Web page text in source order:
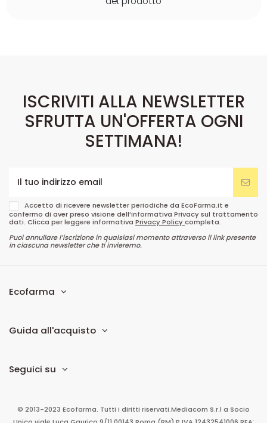
ISCRIVITI ALLA NEWSLETTER
SFRUTTA UN'OFFERTA OGNI
SETTIMANA!
Accetto di ricevere newsletter periodiche da EcoFarma.it e
confermo di aver preso visione dell’informativa Privacy sul trattamento
dati. Clicca per leggere informativa Privacy Policycompleta.
Puoi annullare l’iscrizione in qualsiasi momento attraverso il link presente
in ciascuna newsletter che ti invieremo.
Ecofarma
Guida all'acquisto
Seguici su
© 2013-2023 Ecofarma. Tutti i diritti riservati.Mediacom S.r.l a Socio